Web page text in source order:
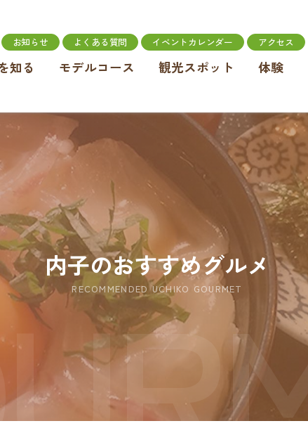
知る モデルコース 観光スポット 体験
お知らせ よくある質問 イベントカレンダー アクセス
内子のおすすめグルメ
RECOMMENDED UCHIKO GOURMET